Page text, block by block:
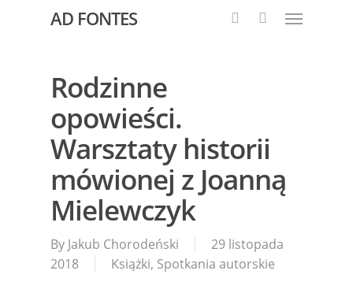
AD FONTES
Rodzinne
opowieści.
Warsztaty historii
mówionej z Joanną
Mielewczyk
By Jakub Chorodeński
29 listopada
2018
Książki, Spotkania autorskie